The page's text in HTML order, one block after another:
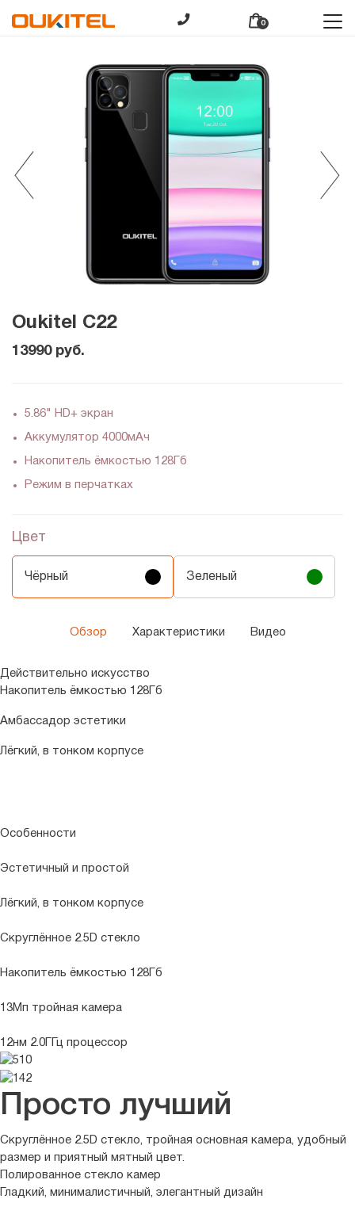
0
Oukitel C22
13990руб.
5.86" HD+ экран
Аккумулятор 4000мАч
Накопитель ёмкостью 128Гб
Режим в перчатках
Цвет
Чёрный Зеленый
Обзор Характеристики Видео
Действительно искусство
Накопитель ёмкостью 128Гб
Амбассадор эстетики
Лёгкий, в тонком корпусе
Особенности
Эстетичный и простой
Лёгкий, в тонком корпусе
Скруглённое 2.5D стекло
Накопитель ёмкостью 128Гб
13Мп тройная камера
12нм 2.0ГГц процессор
Просто лучший
Скруглённое 2.5D стекло, тройная основная камера, удобный
размер и приятный мятный цвет.
Полированное стекло камер
Гладкий, минималистичный, элегантный дизайн